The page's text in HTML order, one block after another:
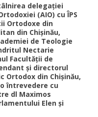
delegației
(AIO) cu ÎPS
Ortodoxe din
din Chișinău,
de Teologie
Nectarie
Facultății de
și directorul
Ortodox din Chișinău,
întrevedere cu
dl Maximos
Elen și